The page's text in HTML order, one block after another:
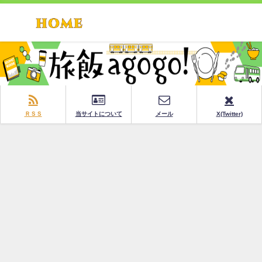
ＲＳＳ 当サイトについて メール X(Twitter)